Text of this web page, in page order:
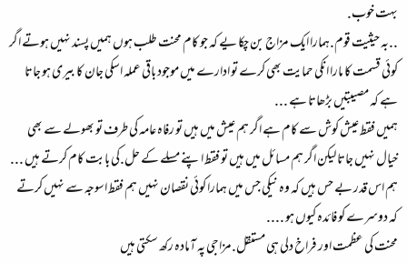
بہت خوب.
..بہ حیثیت قوم.ہمارا ایک مزاج بن چکا یے کہ جو کام محنت طلب ہوں ہمیں پسند نہیں ہوتے اگر
کوئی قسمت کا مارا انکی حمایت بھی کرے تو ادارے میں موجود باقی عملہ اسکی جان کا بیری ہو جاتا
ہے کہ مصیبتیں بڑھاتا ہے ...
ہمیں فقط عیش کوش سے کام ہے اگر ہم عیش میں ہیں تو رفاہ عامہ کی طرف تو بھولے سے بھی
خیال نہیں جاتا لیکن اگر ہم مسائل میں ہیں تو فقط اپنے مسلے کے حل.کی بابت کام کرتے ہیں ...
ہم اس قدر بے حس ہیں کہ وہ نیکی جس میں ہمارا کوئی نقصان نہیں ہم فقط اسوجہ سے نہیں کرتے
کہ دوسرے کو فائدہ کیوں ہو ....
محنت کی عظمت اور فراخ دلی ہی مستقل.مزاجی پہ آمادہ رکھ سکتی ہیں